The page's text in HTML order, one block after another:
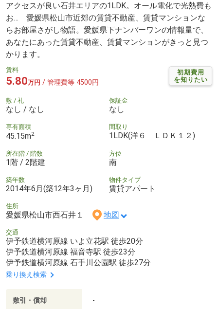
アクセスが良い石井エリアの1LDK。オール電化で光熱費も
お… 愛媛県松山市近郊の賃貸不動産、賃貸マンションな
らお部屋さがし物語。愛媛県下ナンバーワンの情報量で、
あなたにあった賃貸不動産、賃貸マンションがきっと見つ
かります。
初期費用
を知りたい
賃料
5.80万円 / 管理費等 4500円
敷 / 礼
なし / なし
保証金
なし
専有面積
45.15m2
間取り
1LDK(洋６ ＬＤＫ１２)
所在階 / 階数
1階 / 2階建
方位
南
築年数
2014年6月(築12年3ヶ月)
物件タイプ
賃貸アパート
住所
愛媛県松山市西石井１ 地図
交通
伊予鉄道横河原線 いよ立花駅 徒歩20分
伊予鉄道横河原線 福音寺駅 徒歩23分
伊予鉄道横河原線 石手川公園駅 徒歩27分
乗り換え検索
敷引・償却 -